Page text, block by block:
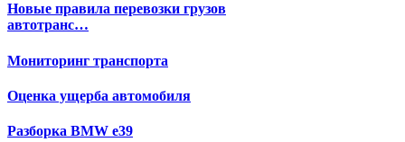
Новые правила перевозки грузов
автотранс…
Мониторинг транспорта
Оценка ущерба автомобиля
Разборка BMW e39